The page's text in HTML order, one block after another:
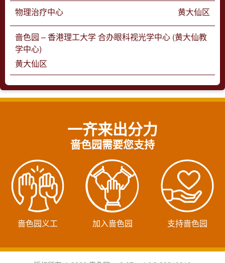
物理治疗中心 黄大仙区
啬色园 – 香港理工大学 合办眼科视光学中心 (黄大仙教
学中心)
黄大仙区
一齐来出分力
啬色园需要您支持
啬色园义工 加入啬色园 支持啬色园